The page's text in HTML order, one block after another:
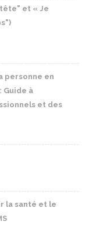
tête" et « Je
personne en
Guide à
et des
la santé et le